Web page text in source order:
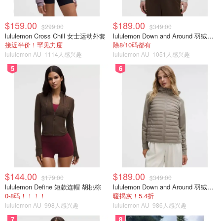
$159.00 $299.00
lululemon Cross Chill 女士运动外套
接近半价！罕见力度
lululemon AU 1114人感兴趣
$189.00 $349.00
lululemon Down and Around 羽绒夹克
除8/10码都有
lululemon AU 1051人感兴趣
5
$144.00 $179.00
lululemon Define 短款连帽 胡桃棕
0-8码！！！！
lululemon AU 998人感兴趣
6
$189.00 $349.00
lululemon Down and Around 羽绒夹克
暖揭灰！5.4折
lululemon AU 986人感兴趣